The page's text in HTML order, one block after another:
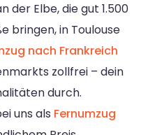
der Elbe, die gut 1.500
bringen, in Toulouse
nach Frankreich
zollfrei – dein
durch.
uns als Fernumzug